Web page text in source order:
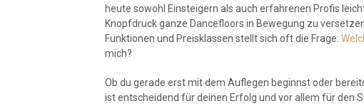
heute sowohl Einsteigern als auch erfahrenen Profis
Knopfdruck ganze Dancefloors in Bewegung zu
Funktionen und Preisklassen stellt sich oft die Frage:
mich?
Ob du gerade erst mit dem Auflegen beginnst oder
ist entscheidend für deinen Erfolg und vor allem für den